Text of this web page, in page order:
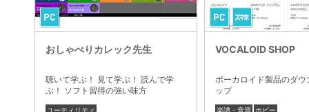
おしゃべりカレック先生
聴いて学ぶ！ 見て学ぶ！ 読んで学
ぶ！ ソフト習得の強い味方
ユーティリティ
VOCALOID SHOP
ボーカロイド製品のダウ
ップ
楽譜・音源 ホビー